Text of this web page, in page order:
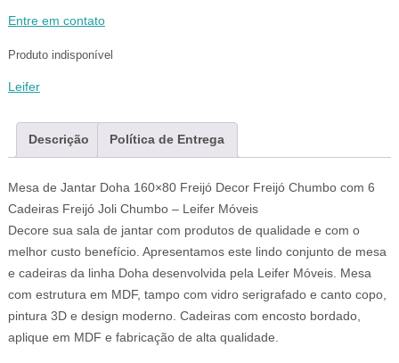
Entre em contato
Produto indisponível
Leifer
Descrição Política de Entrega
Mesa de Jantar Doha 160×80 Freijó Decor Freijó Chumbo com 6
Cadeiras Freijó Joli Chumbo – Leifer Móveis
Decore sua sala de jantar com produtos de qualidade e com o
melhor custo benefício. Apresentamos este lindo conjunto de mesa
e cadeiras da linha Doha desenvolvida pela Leifer Móveis. Mesa
com estrutura em MDF, tampo com vidro serigrafado e canto copo,
pintura 3D e design moderno. Cadeiras com encosto bordado,
aplique em MDF e fabricação de alta qualidade.